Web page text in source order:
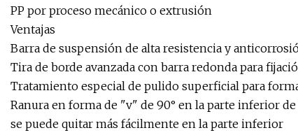
PP por proceso mecánico o extrusión
Ventajas
Barra de suspensión de alta resistencia y
Tira de borde avanzada con barra redonda para
Tratamiento especial de pulido superficial para
Ranura en forma de "v" de 90° en la parte inferior
se puede quitar más fácilmente en la parte inferior